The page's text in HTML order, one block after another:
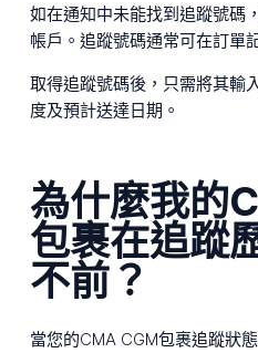
如在通知中未能找到追蹤號碼
帳戶。追蹤號碼通常可在訂單
取得追蹤號碼後，只需將其輸
度及預計送達日期。
為什麼我的
包裹在追蹤
不前？
當您的CMA CGM包裹追蹤狀